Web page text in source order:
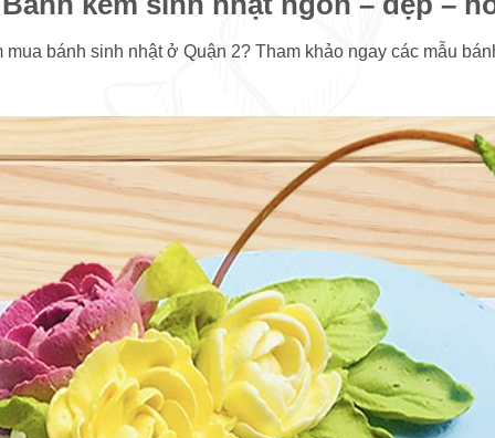
bánh sinh nhật ở Quận 2? Tham khảo ngay các mẫu